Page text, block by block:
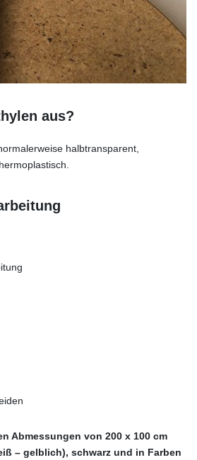
aus?
halbtransparent,
Abmessungen von 200 x 100 cm
– gelblich), schwarz und in Farben